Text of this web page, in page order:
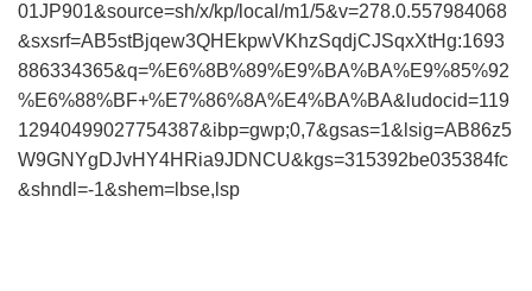
01JP901&source=sh/x/kp/local/m1/5&v=278.0.557984068
&sxsrf=AB5stBjqew3QHEkpwVKhzSqdjCJSqxXtHg:1693
886334365&q=%E6%8B%89%E9%BA%BA%E9%85%92
%E6%88%BF+%E7%86%8A%E4%BA%BA&ludocid=119
12940499027754387&ibp=gwp;0,7&gsas=1&lsig=AB86z5
W9GNYgDJvHY4HRia9JDNCU&kgs=315392be035384fc
&shndl=-1&shem=lbse,lsp